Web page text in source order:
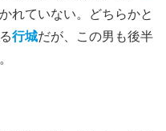
れていない。どちらかと
行城だが、この男も後半